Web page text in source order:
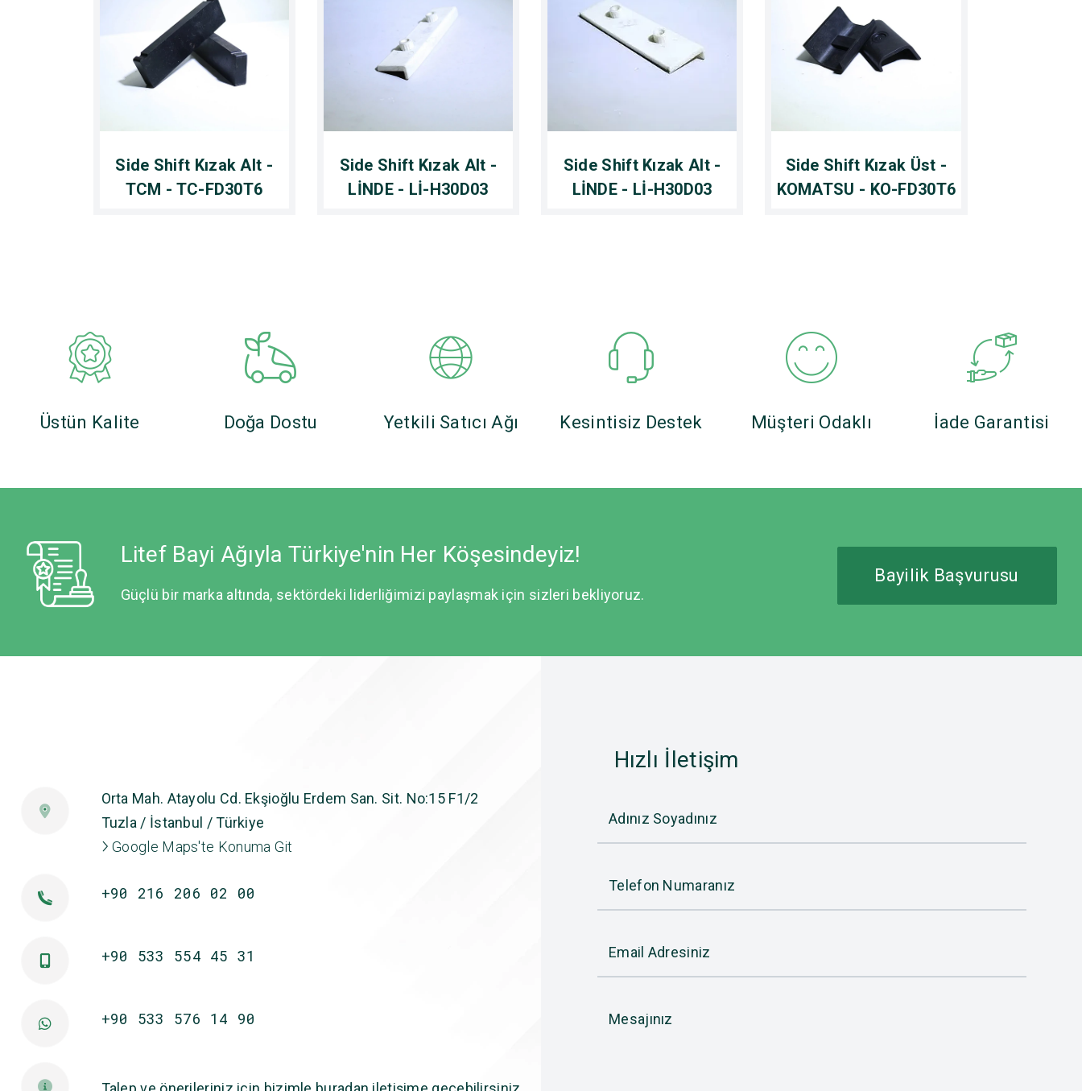
Side Shift Kızak Alt -
TCM - TC-FD30T6
Side Shift Kızak Alt -
LİNDE - Lİ-H30D03
Side Shift Kızak Alt -
LİNDE - Lİ-H30D03
Side Shift Kızak Üst -
KOMATSU - KO-FD30T6
Üstün Kalite Doğa Dostu Yetkili Satıcı Ağı Kesintisiz Destek Müşteri Odaklı İade Garantisi
Litef Bayi Ağıyla Türkiye'nin Her Köşesindeyiz!
Güçlü bir marka altında, sektördeki liderliğimizi paylaşmak için sizleri bekliyoruz.
Bayilik Başvurusu
Orta Mah. Atayolu Cd. Ekşioğlu Erdem San. Sit. No:15 F1/2
Tuzla / İstanbul / Türkiye
Google Maps'te Konuma Git
+90 216 206 02 00
+90 533 554 45 31
+90 533 576 14 90
Hızlı İletişim
Adınız Soyadınız
Telefon Numaranız
Email Adresiniz
Mesajınız